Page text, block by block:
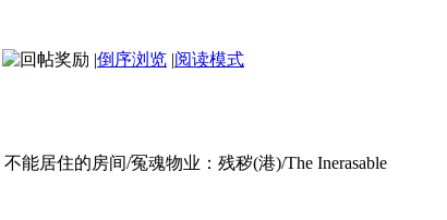
|倒序浏览 |阅读模式
住的房间/冤魂物业：残秽(港)/The Inerasable